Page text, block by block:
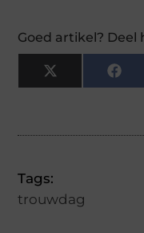
Goed artikel? Deel
X
(Twitter)
Tags:
trouwdag